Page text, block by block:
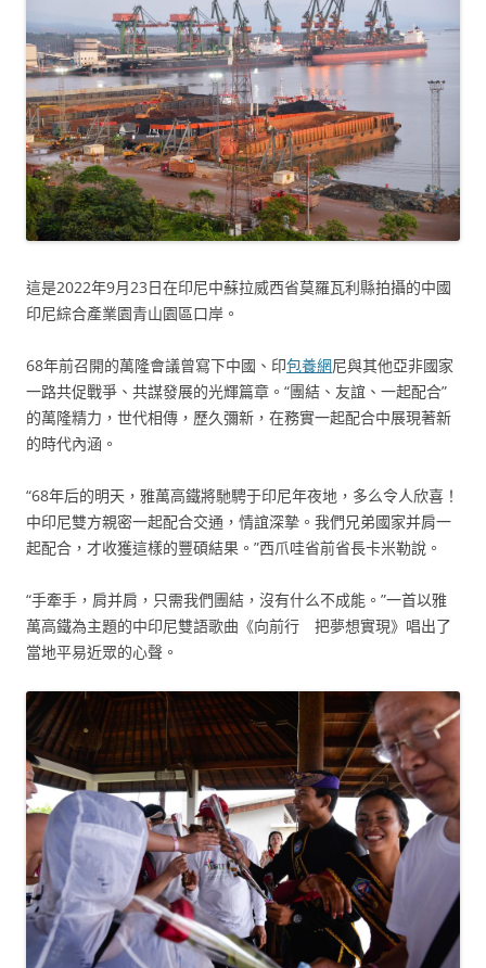
這是2022年9月23日在印尼中蘇拉威西省莫羅瓦利縣拍攝的中國
印尼綜合產業園青山園區口岸。
68年前召開的萬隆會議曾寫下中國、印包養網尼與其他亞非國家
一路共促戰爭、共謀發展的光輝篇章。“團結、友誼、一起配合”
的萬隆精力，世代相傳，歷久彌新，在務實一起配合中展現著新
的時代內涵。
“68年后的明天，雅萬高鐵將馳騁于印尼年夜地，多么令人欣喜！
中印尼雙方親密一起配合交通，情誼深摯。我們兄弟國家并肩一
起配合，才收獲這樣的豐碩結果。”西爪哇省前省長卡米勒說。
“手牽手，肩并肩，只需我們團結，沒有什么不成能。”一首以雅
萬高鐵為主題的中印尼雙語歌曲《向前行 把夢想實現》唱出了
當地平易近眾的心聲。